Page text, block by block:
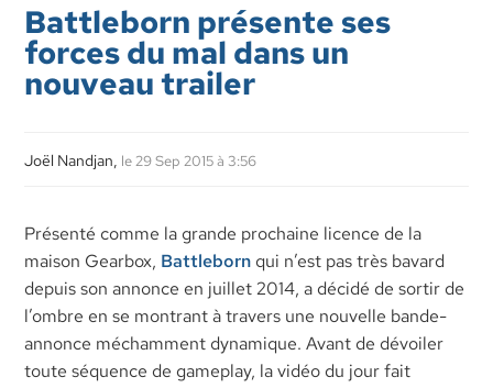
Battleborn présente ses
forces du mal dans un
nouveau trailer
Joël Nandjan, le 29 Sep 2015 à 3:56
Présenté comme la grande prochaine licence de la
maison Gearbox, Battleborn qui n’est pas très bavard
depuis son annonce en juillet 2014, a décidé de sortir de
l’ombre en se montrant à travers une nouvelle bande-
annonce méchamment dynamique. Avant de dévoiler
toute séquence de gameplay, la vidéo du jour fait